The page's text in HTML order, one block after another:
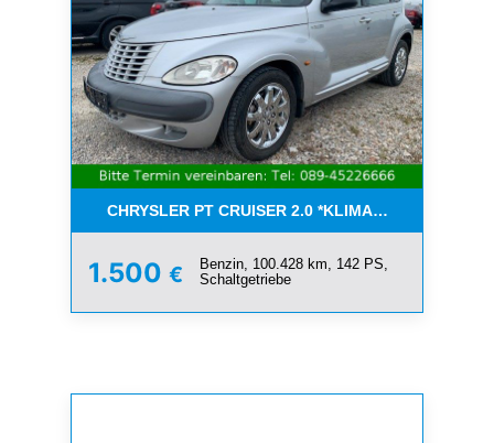
CHRYSLER PT CRUISER 2.0
1.500 €
Benzin, 100.428 km, 142 PS,
Schaltgetriebe